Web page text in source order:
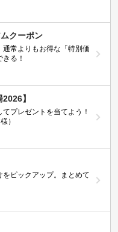
クーポン
常よりもお得な「特別価
る！
】
プレゼントを当てよう！
）
をピックアップ。まとめて